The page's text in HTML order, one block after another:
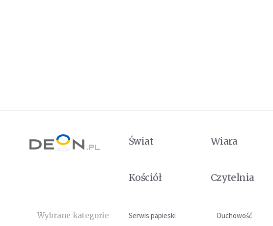
Świat Wiara
Kościół
Czytelnia
Wybrane kategorie Serwis papieski Duchowość